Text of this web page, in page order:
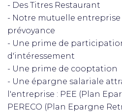
- Des Titres Restaurant
- Notre mutuelle
prévoyance
- Une prime de
d'intéressement
- Une prime de cooptation
- Une épargne salariale
l'entreprise : PEE (Plan
PERECO (Plan Epargne